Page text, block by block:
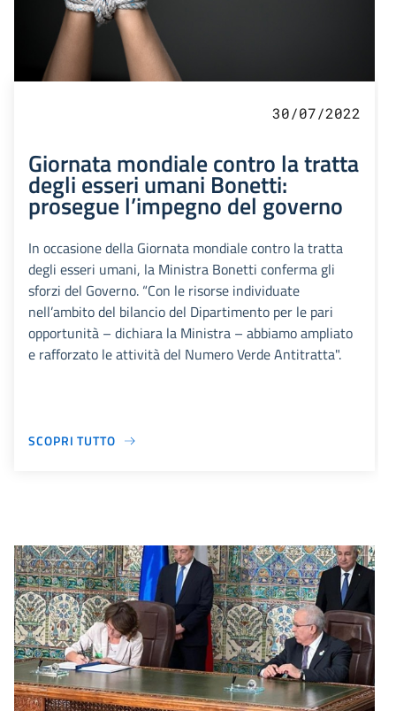
30/07/2022
Giornata mondiale contro la tratta
degli esseri umani Bonetti:
prosegue l’impegno del governo
In occasione della Giornata mondiale contro la tratta
degli esseri umani, la Ministra Bonetti conferma gli
sforzi del Governo. “Con le risorse individuate
nell’ambito del bilancio del Dipartimento per le pari
opportunità – dichiara la Ministra – abbiamo ampliato
e rafforzato le attività del Numero Verde Antitratta".
SCOPRI TUTTO